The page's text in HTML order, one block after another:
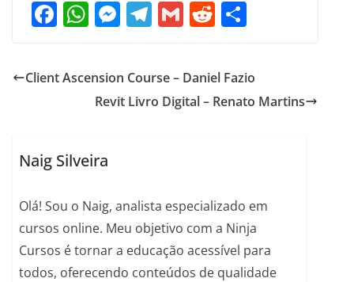
F
c
e
o
W
at
s
A
p
M
ss
e
n
T
gr
a
G
ai
l
R
d
di
t
ar
e
Client Ascension Course – Daniel Fazio
Revit Livro Digital – Renato Martins
Naig Silveira
Olá! Sou o Naig, analista especializado em
cursos online. Meu objetivo com a Ninja
Cursos é tornar a educação acessível para
todos, oferecendo conteúdos de qualidade